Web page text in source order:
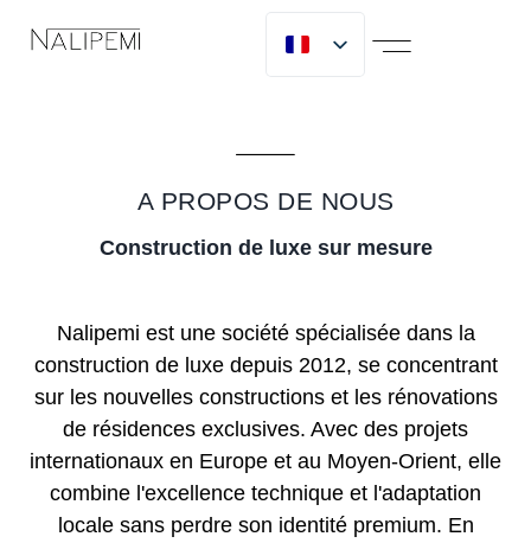
A PROPOS DE NOUS
Construction de luxe sur mesure
Nalipemi est une société spécialisée dans la
construction de luxe depuis 2012, se concentrant
sur les nouvelles constructions et les rénovations
de résidences exclusives. Avec des projets
internationaux en Europe et au Moyen-Orient, elle
combine l'excellence technique et l'adaptation
locale sans perdre son identité premium. En